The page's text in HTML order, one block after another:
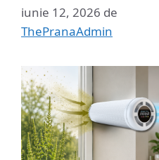
iunie 12, 2026 de
ThePranaAdmin